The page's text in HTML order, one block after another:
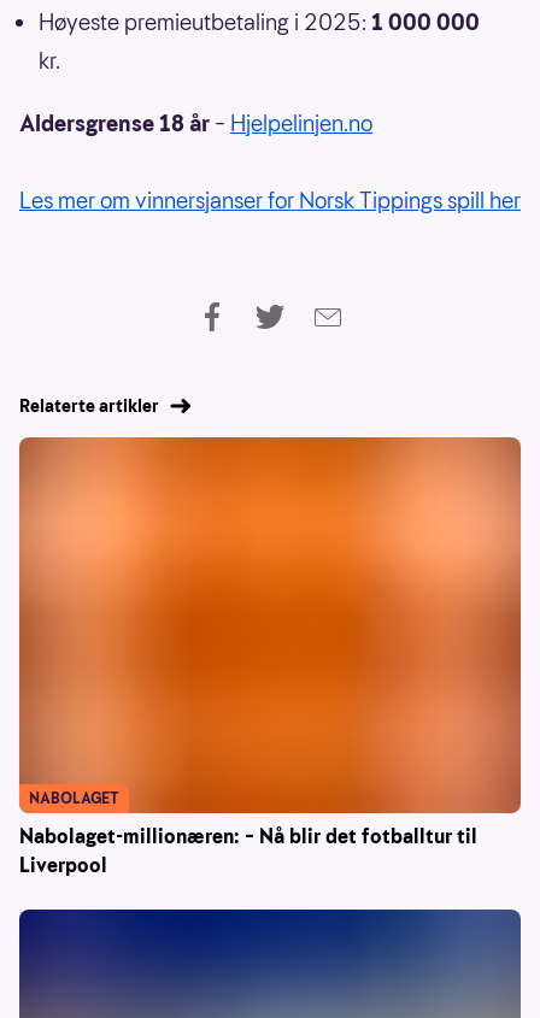
Høyeste premieutbetaling i 2025: 1 000 000
kr.
Aldersgrense 18 år – Hjelpelinjen.no
Les mer om vinnersjanser for Norsk Tippings spill her
Relaterte artikler
Nabolaget-millionæren: – Nå blir det fotballtur til
Liverpool
NABOLAGET